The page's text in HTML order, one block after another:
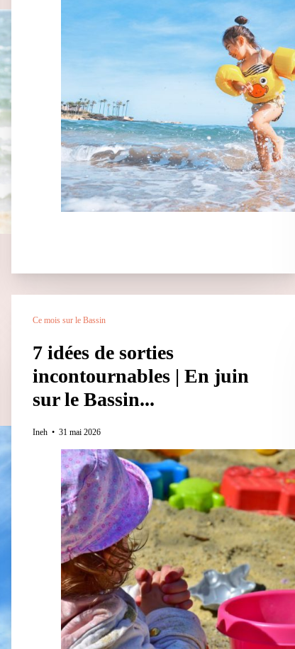
Ce mois sur le Bassin
7 idées de sorties
incontournables | En juin
sur le Bassin...
Ineh 31 mai 2026